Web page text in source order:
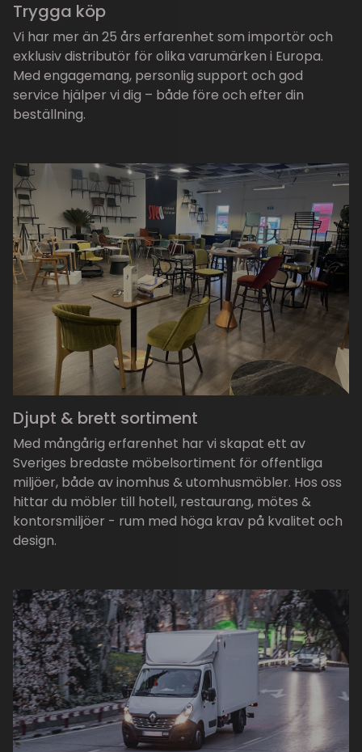
Trygga köp
Vi har mer än 25 års erfarenhet som importör och
exklusiv distributör för olika varumärken i Europa.
Med engagemang, personlig support och god
service hjälper vi dig – både före och efter din
beställning.
Djupt & brett sortiment
Med mångårig erfarenhet har vi skapat ett av
Sveriges bredaste möbelsortiment för offentliga
miljöer, både av inomhus & utomhusmöbler. Hos oss
hittar du möbler till hotell, restaurang, mötes &
kontorsmiljöer - rum med höga krav på kvalitet och
design.